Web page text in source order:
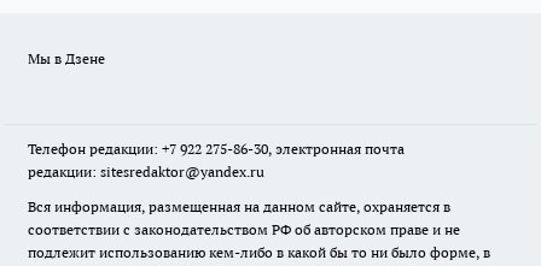
Мы в Дзене
Телефон редакции: +7 922 275-86-30, электронная почта
редакции: sitesredaktor@yandex.ru
Вся информация, размещенная на данном сайте, охраняется в
соответствии с законодательством РФ об авторском праве и не
подлежит использованию кем-либо в какой бы то ни было форме, в